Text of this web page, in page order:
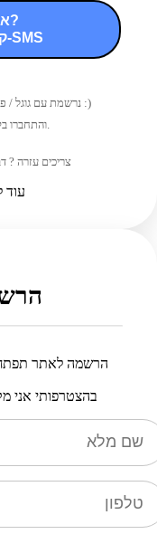
אין / שכחת סיסמה?
קבלת סיסמה חדשה ב-SMS
נרשמת עם גוגל / פייסבוק בעבר? מעכשיו מתחברים עם טלפון :)
קבלו סיסמה חדשה ב-SMS והתחברו בקלות.
צריכים עזרה ?
הרשמה לאתר תפתח
בהצטרפותי אני